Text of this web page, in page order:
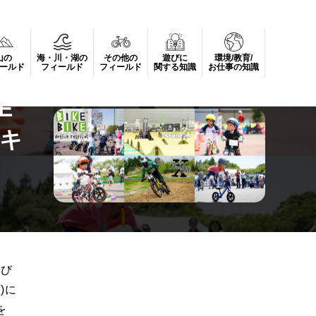
の
ルド
海・川・湖の
フィールド
その他の
フィールド
遊びに
関する知識
環境/教育/
お仕事の知識
のキッズアクティビティが集結
に